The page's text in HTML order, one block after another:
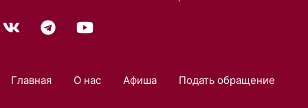
Главная О нас Афиша Подать обращение